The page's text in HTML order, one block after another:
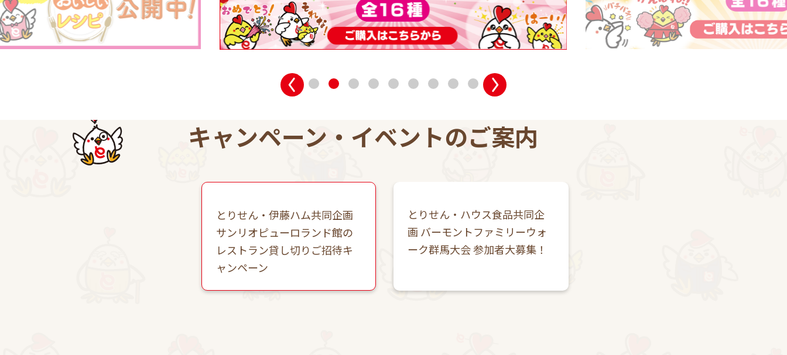
キャンペーン・ イベントのご案内
とりせん・伊藤ハム共同企画
サンリオピューロランド館の
レストラン貸し切りご招待キ
ャンペーン
とりせん・ハウス食品共同企
画 バーモントファミリーウォ
ーク群馬大会 参加者大募集！